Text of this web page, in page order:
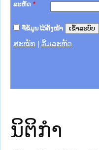
ລະຫັດ *
ຈື່ຂໍ້ມູນໄວ້ຄັ້ງໜ້າ
ສະໝັກ ລືມລະຫັດ
ຊາຊົນ ພາກເໜືອ
ການ
ກາງ
ກໃຕ້
ນຕຳຫຼວດປະຊາຊົນ
ສັນຕິບານປະຊາຊົນ
ກເໜືອ
ຊາຊົນ ພາກກາງ
ນິຕິກໍາ